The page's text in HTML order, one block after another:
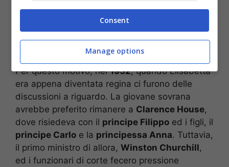
sia nel senso letterale del termine (le immense
sale si riscaldano con difficoltà) sia in senso più
astratto:è difficile sentirsi a casa in un luogo
così grande
Per questo motivo, nel1952, quando Elisabetta
era appena diventata regina ci furono delle
discussioni a riguardo. La giovane sovrana
avrebbe preferito rimanere a Clarence House,
dove risiedeva con il principe Filippo ed i figli, il
principe Carlo e la principessa Anna. Tuttavia,
il primo ministro di allora, Winston Churchill,
ed i funzionari di corte fecero pressione
Consent
Manage options